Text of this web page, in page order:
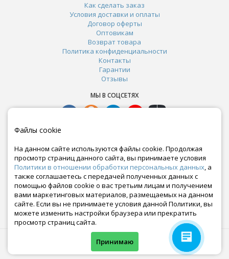
Как сделать заказ
Условия доставки и оплаты
Договор оферты
Оптовикам
Возврат товара
Политика конфиденциальности
Контакты
Гарантии
Отзывы
МЫ В СОЦСЕТЯХ
Почта:
crazy-ferma@yandex.ru
© Все права защищены. Информация сайта защищена законом об авторских правах.
Файлы cookie
На данном сайте используются файлы cookie. Продолжая
просмотр страниц данного сайта, вы принимаете условия
Политики в отношении обработки персональных данных, а
также соглашаетесь с передачей полученных данных с
помощью файлов cookie о вас третьим лицам и получением
вами маркетинговых материалов, размещаемых на данном
сайте. Если вы не принимаете условия данной Политики, вы
можете изменить настройки браузера или прекратить
просмотр страниц сайта.
Принимаю